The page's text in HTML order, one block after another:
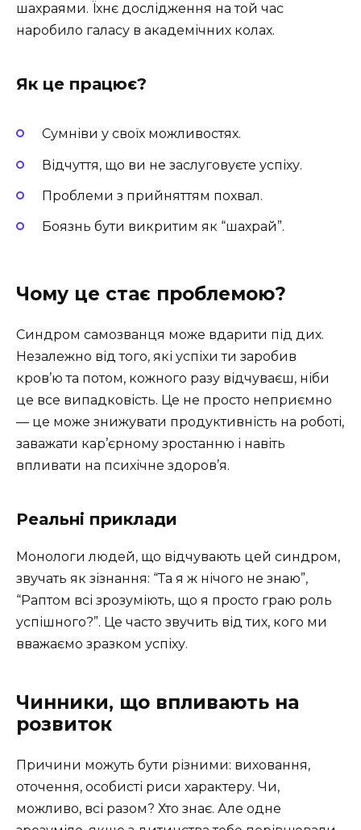
шахраями. Їхнє дослідження на той час
наробило галасу в академічних колах.
Як це працює?
Сумніви у своїх можливостях.
Відчуття, що ви не заслуговуєте успіху.
Проблеми з прийняттям похвал.
Боязнь бути викритим як “шахрай”.
Чому це стає проблемою?
Синдром самозванця може вдарити під дих.
Незалежно від того, які успіхи ти заробив
кров’ю та потом, кожного разу відчуваєш, ніби
це все випадковість. Це не просто неприємно
— це може знижувати продуктивність на роботі,
заважати кар’єрному зростанню і навіть
впливати на психічне здоров’я.
Реальні приклади
Монологи людей, що відчувають цей синдром,
звучать як зізнання: “Та я ж нічого не знаю”,
“Раптом всі зрозуміють, що я просто граю роль
успішного?”. Це часто звучить від тих, кого ми
вважаємо зразком успіху.
Чинники, що впливають на
розвиток
Причини можуть бути різними: виховання,
оточення, особисті риси характеру. Чи,
можливо, всі разом? Хто знає. Але одне